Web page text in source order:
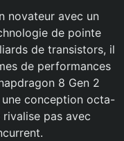
novateur avec un
de pointe
de transistors, il
de performances
8 Gen 2
conception octa-
pas avec